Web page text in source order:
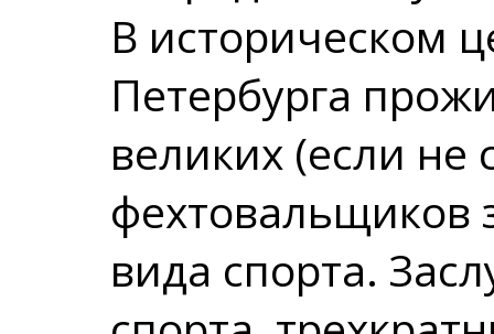
В историческом
Петербурга
великих (если не
фехтовальщиков
вида спорта.